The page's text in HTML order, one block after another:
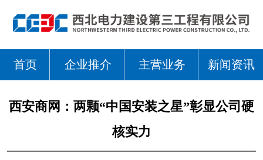
首页 企业推介 主营业务 新闻资讯
西安商网：两颗“中国安装之星”彰显公司硬
核实力